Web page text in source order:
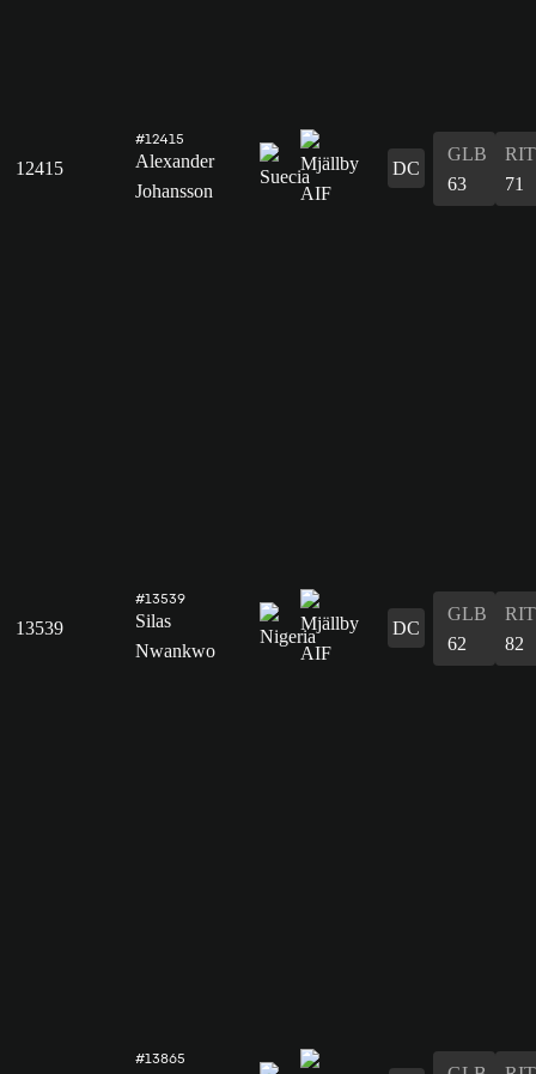
12415
#12415
Alexander
Johansson
DC
GLB
63
RIT
71
13539
#13539
Silas
Nwankwo
DC
GLB
62
RIT
82
#13865